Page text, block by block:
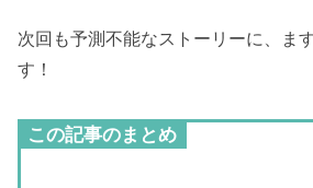
次回も予測不能なストーリーに、ま
す！
この記事のまとめ